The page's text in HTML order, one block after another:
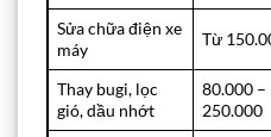
Sửa chữa điện xe
máy
Từ
Thay bugi, lọc
gió, dầu nhớt
80.000 –
250.000